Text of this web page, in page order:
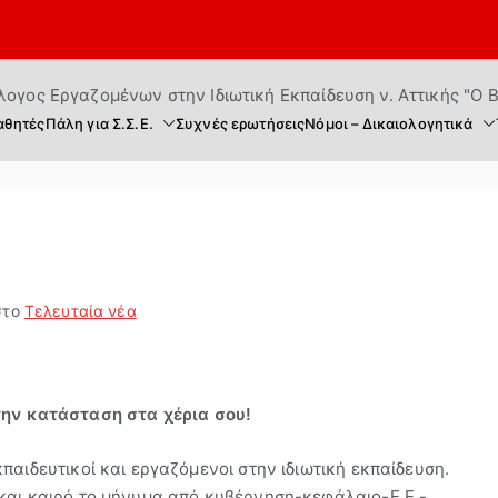
Σύλλογος
Επίσημη Ιστοσελίδα του
Πάλη για Σ.Σ.Ε. Συχνές ερωτήσειςΝόμοι – Δικαιολογητικά
Τελευταία νέα
κατάσταση στα χέρια σου!
και εργαζόμενοι στην ιδιωτική εκπαίδευση.